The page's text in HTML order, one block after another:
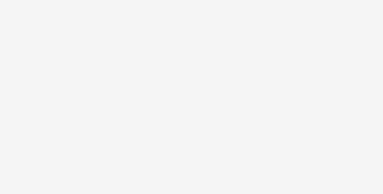
en verwijzen